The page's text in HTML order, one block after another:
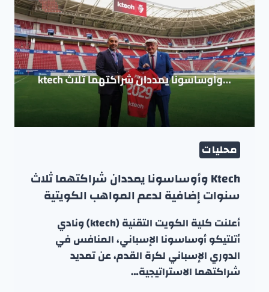
محليات
Ktech وأوساسونا يمددان شراكتهما ثلاث
سنوات إضافية لدعم المواهب الكويتية
أعلنت كلية الكويت التقنية (ktech) ونادي
أتلتيكو أوساسونا الإسباني، المنافس في
الدوري الإسباني لكرة القدم، عن تمديد
شراكتهما الاستراتيجية…